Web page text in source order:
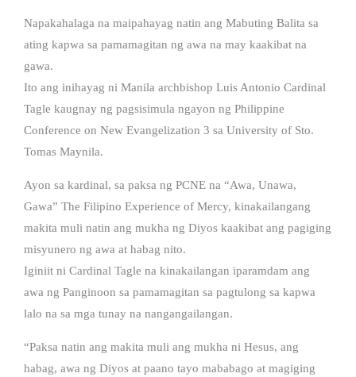
Napakahalaga na maipahayag natin ang Mabuting Balita sa
ating kapwa sa pamamagitan ng awa na may kaakibat na
gawa.
Ito ang inihayag ni Manila archbishop Luis Antonio Cardinal
Tagle kaugnay ng pagsisimula ngayon ng Philippine
Conference on New Evangelization 3 sa University of Sto.
Tomas Maynila.
Ayon sa kardinal, sa paksa ng PCNE na “Awa, Unawa,
Gawa” The Filipino Experience of Mercy, kinakailangang
makita muli natin ang mukha ng Diyos kaakibat ang pagiging
misyunero ng awa at habag nito.
Iginiit ni Cardinal Tagle na kinakailangan iparamdam ang
awa ng Panginoon sa pamamagitan sa pagtulong sa kapwa
lalo na sa mga tunay na nangangailangan.
“Paksa natin ang makita muli ang mukha ni Hesus, ang
habag, awa ng Diyos at paano tayo mababago at magiging